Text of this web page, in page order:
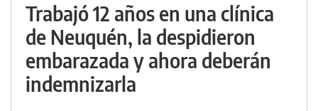
Trabajó 12 años en una clínica
de Neuquén, la despidieron
embarazada y ahora deberán
indemnizarla